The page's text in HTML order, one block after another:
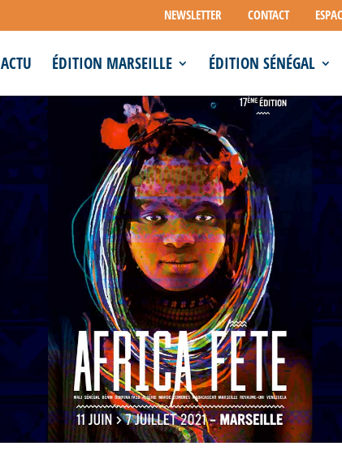
NEWSLETTER CONTACT
ACTU ÉDITION MARSEILLE ÉDITION SÉNÉGAL